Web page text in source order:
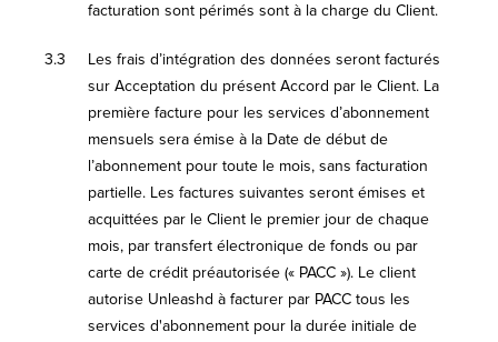
facturation sont périmés sont à la charge du Client.
3.3
Les frais d’intégration des données seront facturés
sur Acceptation du présent Accord par le Client. La
première facture pour les services d’abonnement
mensuels sera émise à la Date de début de
l’abonnement pour toute le mois, sans facturation
partielle. Les factures suivantes seront émises et
acquittées par le Client le premier jour de chaque
mois, par transfert électronique de fonds ou par
carte de crédit préautorisée (« PACC »). Le client
autorise Unleashd à facturer par PACC tous les
services d'abonnement pour la durée initiale de